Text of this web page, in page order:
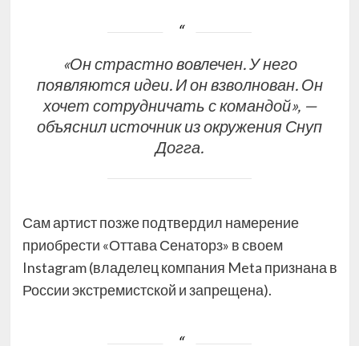
«Он страстно вовлечен. У него
появляются идеи. И он взволнован. Он
хочет сотрудничать с командой», —
объяснил источник из окружения Снуп
Догга.
Сам артист позже подтвердил намерение
приобрести «Оттава Сенаторз» в своем
Instagram (владелец компания Meta признана в
России экстремистской и запрещена).